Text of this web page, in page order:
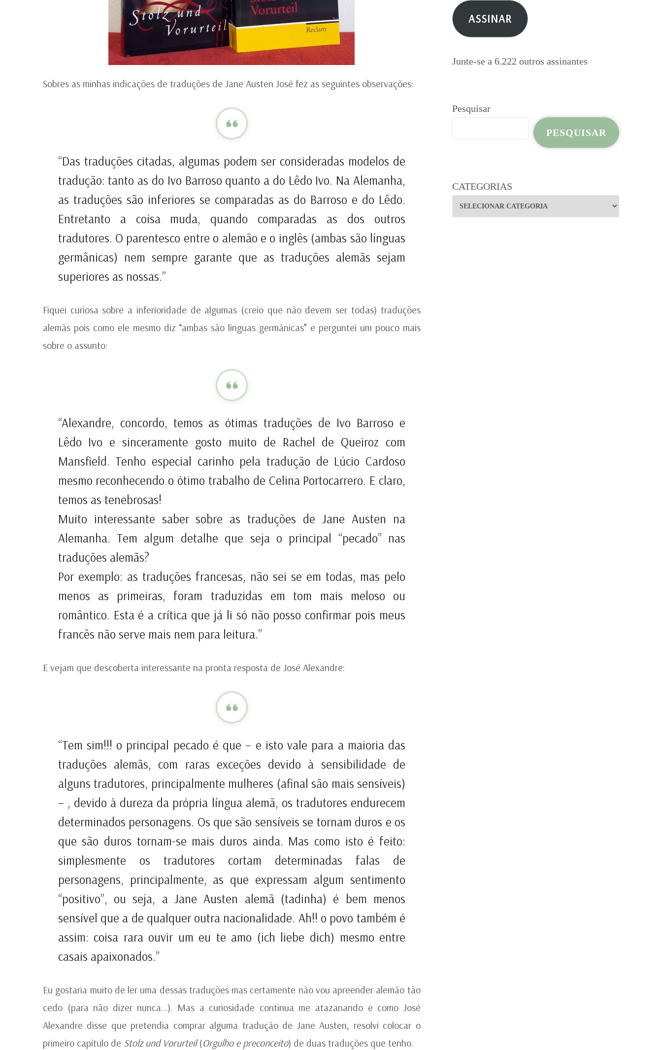
Sobres as minhas indicações de traduções de Jane Austen José fez as seguintes observações:
“Das traduções citadas, algumas podem ser consideradas modelos de
tradução: tanto as do Ivo Barroso quanto a do Lêdo Ivo. Na Alemanha,
as traduções são inferiores se comparadas as do Barroso e do Lêdo.
Entretanto a coisa muda, quando comparadas as dos outros
tradutores. O parentesco entre o alemão e o inglês (ambas são línguas
germânicas) nem sempre garante que as traduções alemãs sejam
superiores as nossas.”
Fiquei curiosa sobre a inferioridade de algumas (creio que não devem ser todas) traduções
alemãs pois como ele mesmo diz “ambas são línguas germânicas” e perguntei um pouco mais
sobre o assunto:
“Alexandre, concordo, temos as ótimas traduções de Ivo Barroso e
Lêdo Ivo e sinceramente gosto muito de Rachel de Queiroz com
Mansfield. Tenho especial carinho pela tradução de Lúcio Cardoso
mesmo reconhecendo o ótimo trabalho de Celina Portocarrero. E claro,
temos as tenebrosas!
Muito interessante saber sobre as traduções de Jane Austen na
Alemanha. Tem algum detalhe que seja o principal “pecado” nas
traduções alemãs?
Por exemplo: as traduções francesas, não sei se em todas, mas pelo
menos as primeiras, foram traduzidas em tom mais meloso ou
romântico. Esta é a crítica que já li só não posso confirmar pois meus
francês não serve mais nem para leitura.”
E vejam que descoberta interessante na pronta resposta de José Alexandre:
“Tem sim!!! o principal pecado é que – e isto vale para a maioria das
traduções alemãs, com raras exceções devido à sensibilidade de
alguns tradutores, principalmente mulheres (afinal são mais sensíveis)
– , devido à dureza da própria língua alemã, os tradutores endurecem
determinados personagens. Os que são sensíveis se tornam duros e os
que são duros tornam-se mais duros ainda. Mas como isto é feito:
simplesmente os tradutores cortam determinadas falas de
personagens, principalmente, as que expressam algum sentimento
“positivo”, ou seja, a Jane Austen alemã (tadinha) é bem menos
sensível que a de qualquer outra nacionalidade. Ah!! o povo também é
assim: coisa rara ouvir um eu te amo (ich liebe dich) mesmo entre
casais apaixonados.”
Eu gostaria muito de ler uma dessas traduções mas certamente não vou apreender alemão tão
cedo (para não dizer nunca…). Mas a curiosidade continua me atazanando e como José
Alexandre disse que pretendia comprar alguma tradução de Jane Austen, resolvi colocar o
primeiro capítulo de Stolz und Vorurteil(Orgulho e preconceito) de duas traduções que tenho.
e-
mail ASSINAR
Junte-se a 6.222 outros assinantes
Pesquisar
PESQUISAR
CATEGORIAS